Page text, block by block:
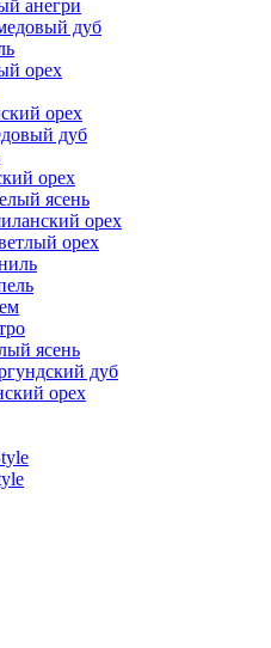
анегри
дуб
орех
орех
дуб
орех
ясень
орех
орех
ясень
дуб
орех